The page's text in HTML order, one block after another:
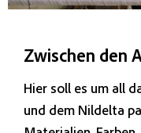
Zwischen den
Hier soll es um all
und dem Nildelta